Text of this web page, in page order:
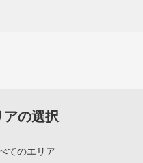
アの選択
てのエリア